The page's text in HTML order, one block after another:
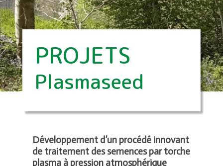
PROJETS
Plasmaseed
Développement d’un procédé innovant
de traitement des semences par torche
plasma à pression atmosphérique